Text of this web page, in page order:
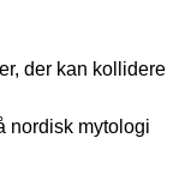
der kan kollidere
nordisk mytologi